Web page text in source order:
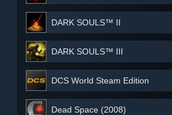
DARK SOULS™ II
DARK SOULS™ III
DCS World Steam Edition
Dead Space (2008)